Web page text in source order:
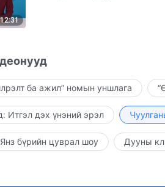
12:31
ба ажил” номын уншлага
Итгэл дэх үнэний эрэл
бүрийн цуврал шоу Дууны